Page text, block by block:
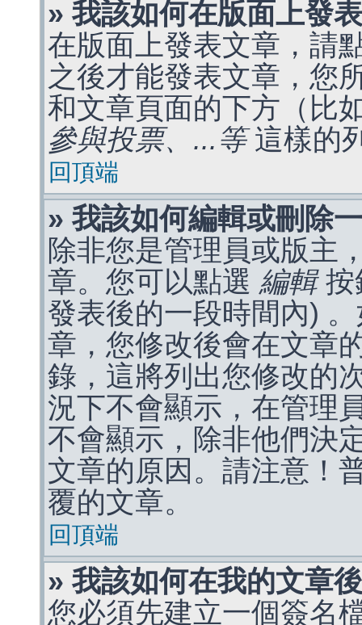
» 我該如何在版面上發
在版面上發表文章，請
之後才能發表文章，您
和文章頁面的下方（比
參與投票、...等這樣的
回頂端
» 我該如何編輯或刪除
除非您是管理員或版主
章。您可以點選 編輯按
發表後的一段時間內)
章，您修改後會在文章
錄，這將列出您修改的
況下不會顯示，在管理
不會顯示，除非他們決
文章的原因。請注意！
覆的文章。
回頂端
» 我該如何在我的文章
您必須先建立一個簽名